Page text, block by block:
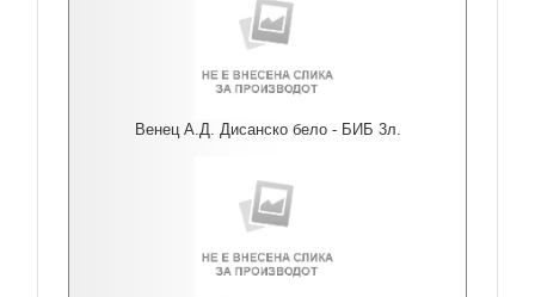
Венец А.Д. Дисанско бело - БИБ 3л.